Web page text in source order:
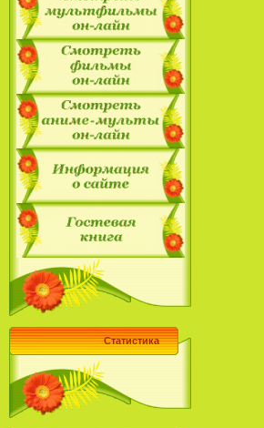
Статистика
Барби / Barbie:
Полнометражные
мультфильмы про Барби
(2001-2014)
Принцесса лебедь / The Swan
Princess (1994)